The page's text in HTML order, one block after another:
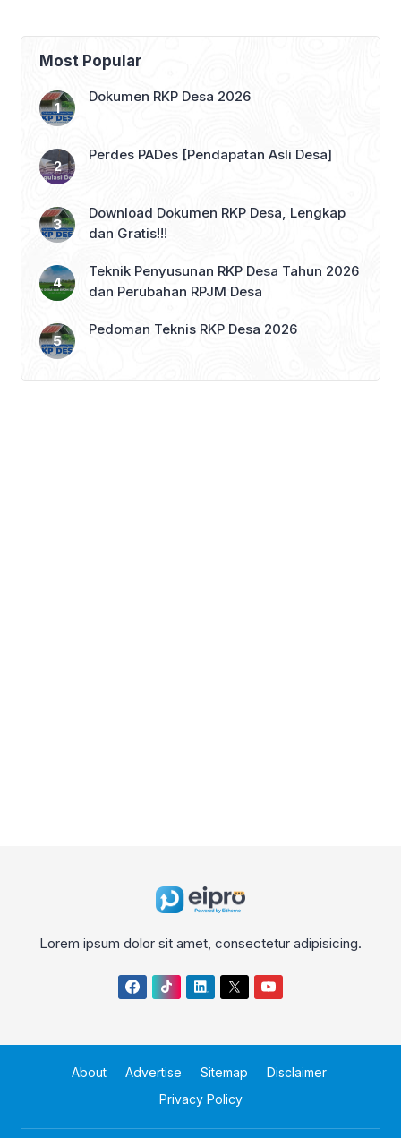
Most Popular
Dokumen RKP Desa 2026
Perdes PADes [Pendapatan Asli Desa]
Download Dokumen RKP Desa, Lengkap
dan Gratis!!!
Teknik Penyusunan RKP Desa Tahun 2026
dan Perubahan RPJM Desa
Pedoman Teknis RKP Desa 2026
Lorem ipsum dolor sit amet, consectetur adipisicing.
About Advertise Sitemap
Disclaimer
Privacy Policy